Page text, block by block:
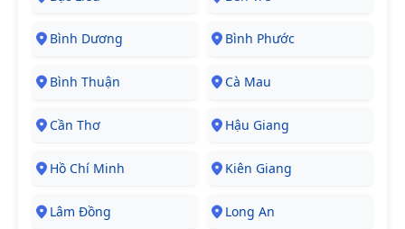
Bình Dương Bình Phước
Bình Thuận Cà Mau
Cần Thơ Hậu Giang
Hồ Chí Minh Kiên Giang
Lâm Đồng Long An